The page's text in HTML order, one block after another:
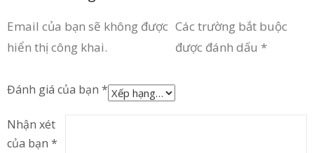
Email của bạn sẽ không được
hiển thị công khai.
Các trường bắt buộc
được đánh dấu *
Đánh giá của bạn *
Nhận xét
của bạn *